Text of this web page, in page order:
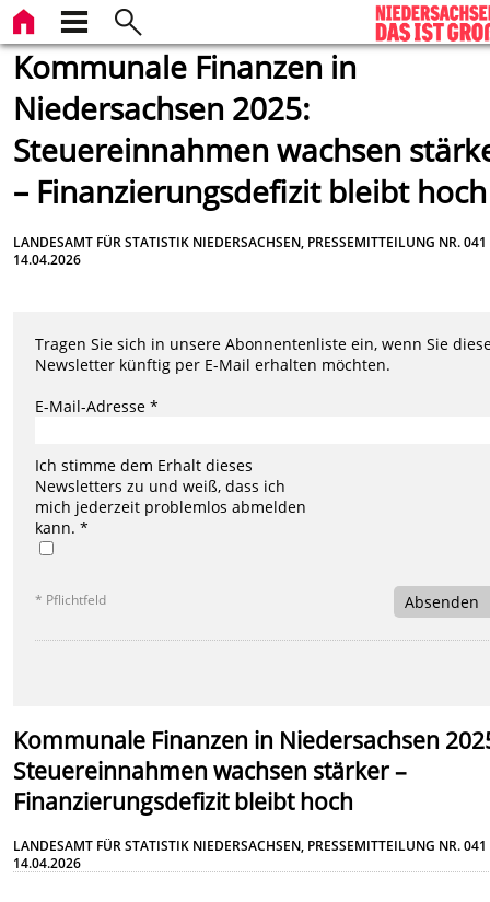
Kommunale Finanzen in
Niedersachsen 2025:
Steuereinnahmen wachsen
– Finanzierungsdefizit bleibt hoch
LANDESAMT FÜR STATISTIK NIEDERSACHSEN, PRESSEMITTEILUNG NR.
14.04.2026
Tragen Sie sich in unsere Abonnentenliste ein, wenn Sie
Newsletter künftig per E-Mail erhalten möchten.
E-Mail-Adresse *
Ich stimme dem Erhalt dieses
Newsletters zu und weiß, dass ich
mich jederzeit problemlos abmelden
kann. *
* Pflichtfeld Absenden
Kommunale Finanzen in Niedersachsen
Steuereinnahmen wachsen stärker –
Finanzierungsdefizit bleibt hoch
LANDESAMT FÜR STATISTIK NIEDERSACHSEN, PRESSEMITTEILUNG NR.
14.04.2026